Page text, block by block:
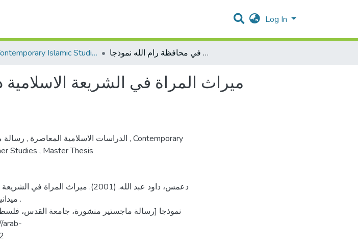
Log In
Contemporary Islamic Studies الدراسات الإسلامية المعاصرة ميراث المراة في الشريعة الاسلامية دراسة فقهية ميدانية في محافظة رام الله نموذجا
ميراث المراة في الشريعة
الدراسات الاسلامية المعاصرة , رسالة , Contemporary
Studies , Master Thesis
دعمس، داود عبد الله. (2001). ميراث
نموذجا [رسالة ماجستير منشورة، جامعة القدس،